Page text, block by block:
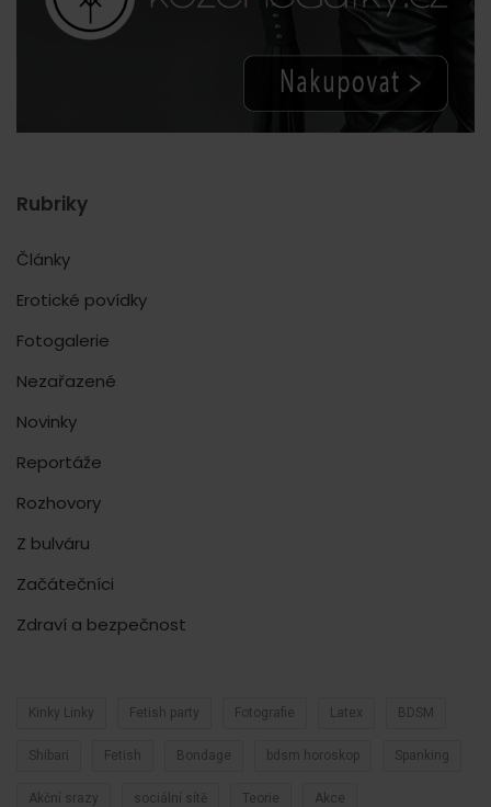
Rubriky
Články
Erotické povídky
Fotogalerie
Nezařazené
Novinky
Reportáže
Rozhovory
Z bulváru
Začátečníci
Zdraví a bezpečnost
Kinky Linky Fetish party Fotografie Latex BDSM
Shibari Fetish Bondage bdsm horoskop Spanking
Akční srazy sociální sítě Teorie Akce